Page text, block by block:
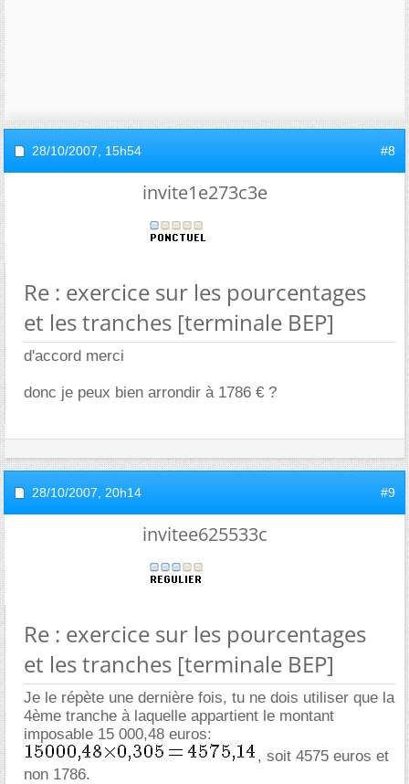
28/10/2007, 15h54 #8
invite1e273c3e
Re : exercice sur les pourcentages
et les tranches [terminale BEP]
d'accord merci
donc je peux bien arrondir à 1786 € ?
28/10/2007, 20h14 #9
invitee625533c
Re : exercice sur les pourcentages
et les tranches [terminale BEP]
Je le répète une dernière fois, tu ne dois utiliser que la
4ème tranche à laquelle appartient le montant
imposable 15 000,48 euros:
, soit 4575 euros et
non 1786.